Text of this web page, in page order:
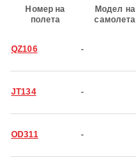
Номер на
полета
Модел на
самолета
QZ106 -
JT134 -
OD311 -